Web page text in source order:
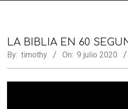
LA BIBLIA EN 60
By: timothy On: 9 julio 2020